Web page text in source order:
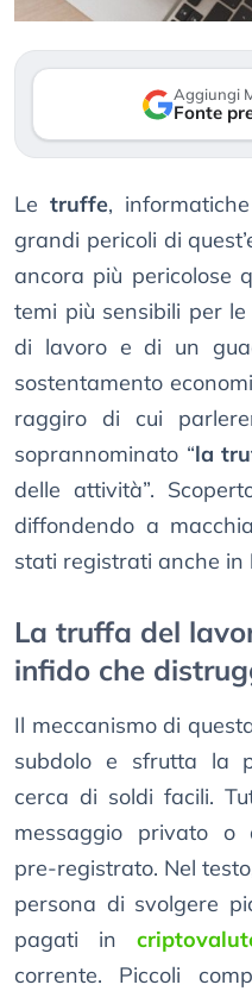
Aggiungi
Fonte
Le truffe,
grandi pericoli di
ancora più pericolose
temi più sensibili per
di lavoro e di un
sostentamento
raggiro di cui
soprannominato “la
delle attività”.
diffondendo a
stati registrati anche in
La truffa del
infido che
Il meccanismo di
subdolo e sfrutta la
cerca di soldi facili.
messaggio privato o
pre-registrato. Nel
persona di svolgere
pagati in
corrente. Piccoli